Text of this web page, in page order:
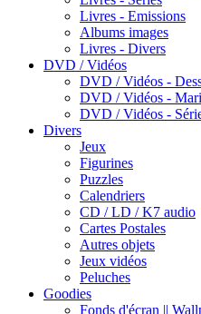
Livres - Emissions
Albums images
Livres - Divers
DVD / Vidéos
DVD / Vidéos -
DVD / Vidéos -
DVD / Vidéos -
Divers
Jeux
Figurines
Puzzles
Calendriers
CD / LD / K7 audio
Cartes Postales
Autres objets
Jeux vidéos
Peluches
Goodies
Fonds d'écran ||